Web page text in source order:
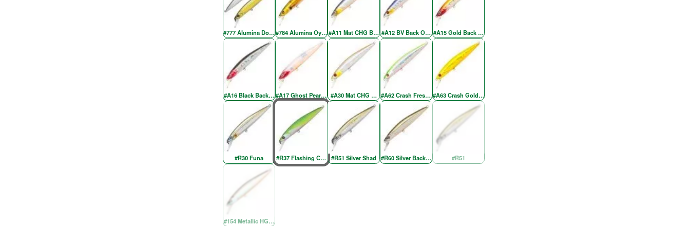
#777 Alumina Doublet-2#784 Alumina Oyanirami#A11 Mat CHG BV Back OB#A12 BV Back OB RE#A15 Gold Back Red Head
#A16 Black Back Red Head#A17 Ghost Pearl Red Head#A30 Mat CHG Wakasaki RE#A62 Crash Fresh Chartreuse Silver
#A63 Crash Gold Chartreuse Re
#R30 Funa #R37 Flashing Chartreuse#R51 Silver Shad #R60 Silver Back OB #R51
#154 Metallic HG Wakasagi OB